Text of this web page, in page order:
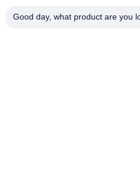
会社案内
Good day, what product are you